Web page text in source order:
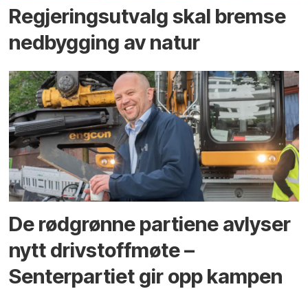
Regjerings­utvalg skal bremse
ned­bygging av natur
De rødgrønne partiene avlyser
nytt drivstoffmøte –
Senterpartiet gir opp kampen